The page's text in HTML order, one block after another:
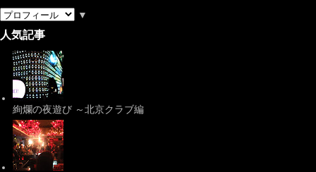
▼
人気記事
絢爛の夜遊び ～北京クラブ編